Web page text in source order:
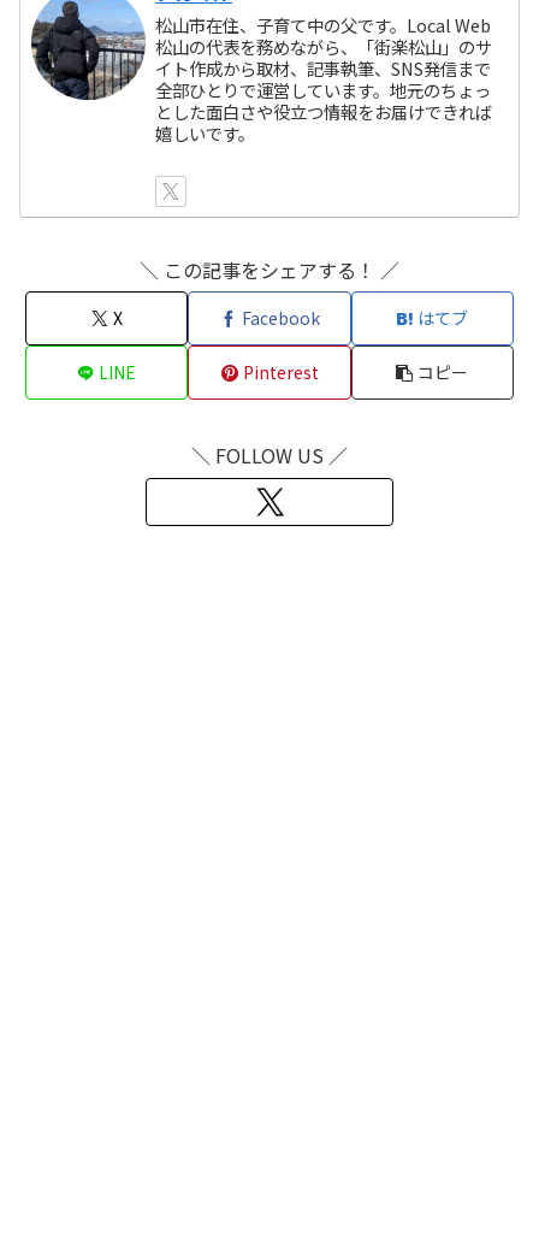
松山市在住、子育て中の父です。Local Web
松山の代表を務めながら、「街楽松山」のサ
イト作成から取材、記事執筆、SNS発信まで
全部ひとりで運営しています。地元のちょっ
とした面白さや役立つ情報をお届けできれば
嬉しいです。
＼ この記事をシェアする！ ／
X Facebook はてブ
LINE Pinterest コピー
＼ FOLLOW US ／